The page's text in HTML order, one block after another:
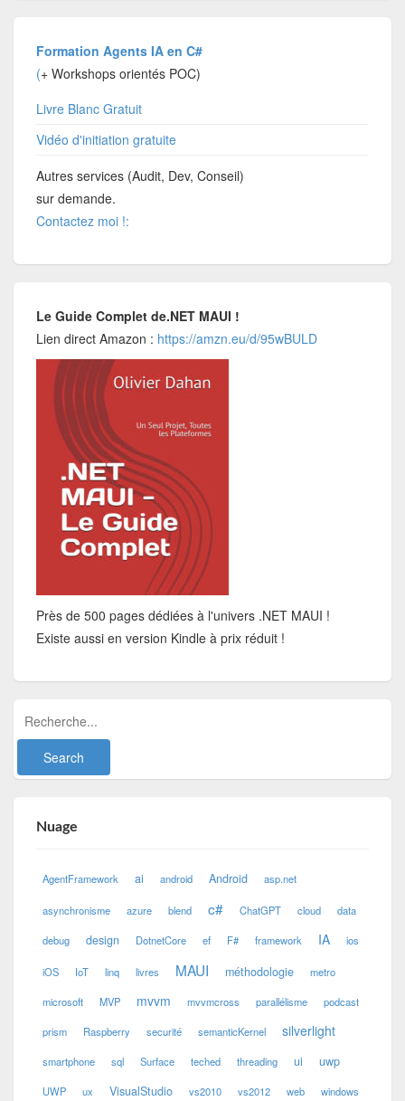
Formation Agents IA en C#
(+ Workshops orientés POC)
Livre Blanc Gratuit
Vidéo d'initiation gratuite
Autres services (Audit, Dev, Conseil)
sur demande.
Contactez moi !:
Le Guide Complet de.NET MAUI !
Lien direct Amazon : https://amzn.eu/d/95wBULD
Près de 500 pages dédiées à l'univers .NET MAUI !
Existe aussi en version Kindle à prix réduit !
Nuage
AgentFramework ai android Android asp.net
asynchronisme azure blend c# ChatGPT cloud data
debug design DotnetCore ef F# framework IA ios
iOS IoT linq livres MAUI méthodologie metro
microsoft MVP mvvm mvvmcross parallélisme podcast
prism Raspberry securité semanticKernel silverlight
smartphone sql Surface teched threading ui uwp
UWP ux VisualStudio vs2010 vs2012 web windows